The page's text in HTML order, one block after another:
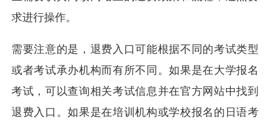
求进行操作。
需要注意的是，退费入口可能根据不同的考试类型
或者考试承办机构而有所不同。如果是在大学报名
考试，可以查询相关考试信息并在官方网站中找到
退费入口。如果是在培训机构或学校报名的日语考